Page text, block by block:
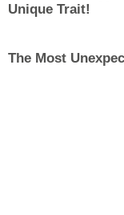
Unique Trait!
The Most